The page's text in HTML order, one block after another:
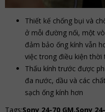
Thiết kế chống bụi và
ở mỗi đường nối, một
đảm bảo ống kính vẫn
việc trong điều kiện thời
Thấu kính trước được
đa nước, dầu và các
sạch ống kính hơn
Tags:Sony 24-70 GM,Sony